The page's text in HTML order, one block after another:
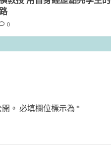
路
0
。 必填欄位標示為 *